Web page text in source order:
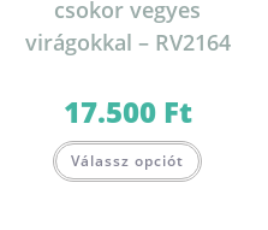
csokor vegyes
virágokkal – RV2164
17.500 Ft
Válassz opciót